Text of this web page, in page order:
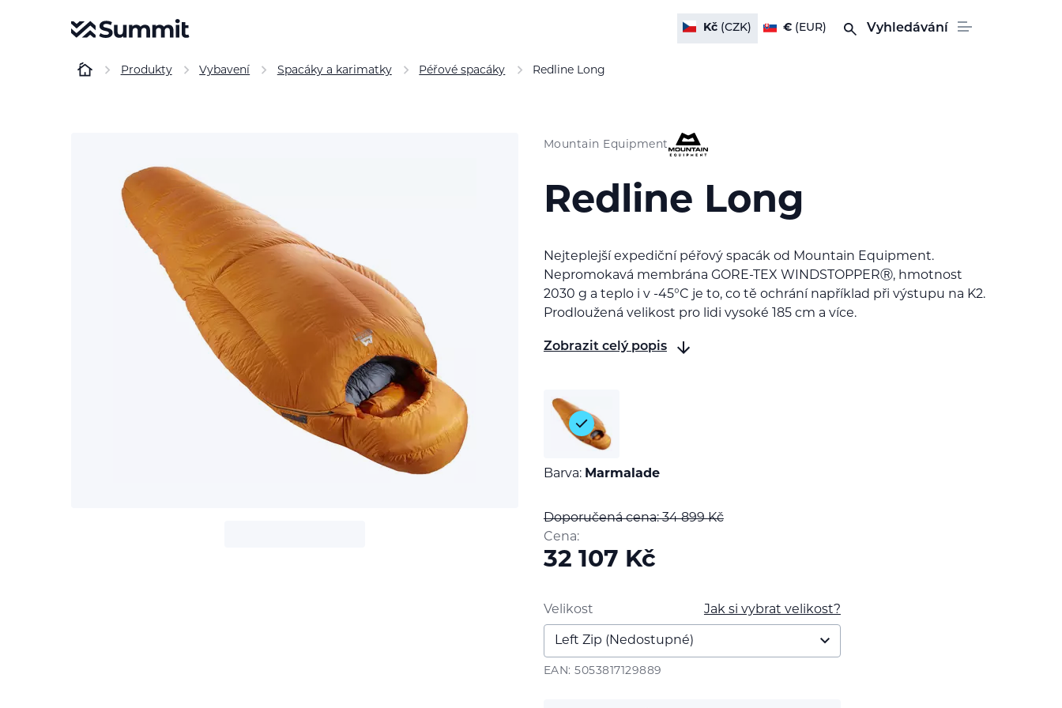
Kč(CZK) € (EUR) Vyhledávání
Produkty Vybavení Spacáky a karimatky Péřové spacáky Redline Long
Mountain Equipment
Redline Long
Nejteplejší expediční péřový spacák od Mountain Equipment.
Nepromokavá membrána GORE-TEX WINDSTOPPERⓇ, hmotnost
2030 g a teplo i v -45°C je to, co tě ochrání například při výstupu na K2.
Prodloužená velikost pro lidi vysoké 185 cm a více.
Zobrazit celý popis
Barva: Marmalade
Doporučená cena: 34 899Kč
Cena:
32 107 Kč
Jak si vybrat velikost?
Velikost
EAN: 5053817129889